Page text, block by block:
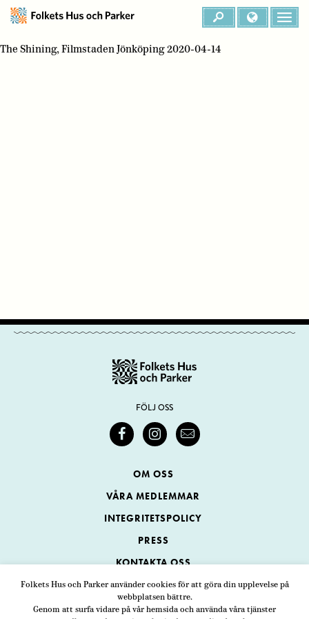
Folkets Hus och Parker använder cookies för att göra din upplevelse på
webbplatsen bättre.
Genom att surfa vidare på vår hemsida och använda våra tjänster
The Shining, Filmstaden Jönköping 2020-04-14
FÖLJ OSS
OM OSS
VÅRA MEDLEMMAR
INTEGRITETSPOLICY
PRESS
KONTAKTA OSS
Folkets Hus och Parker